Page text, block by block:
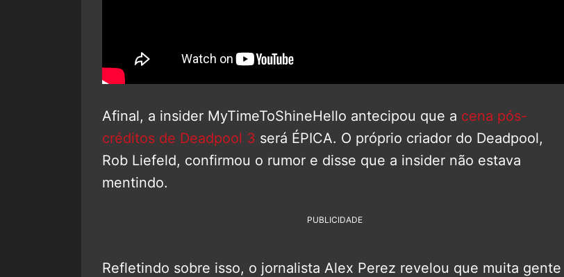
Afinal, a insider MyTimeToShineHello antecipou que a cena pós-
créditos de Deadpool 3 será ÉPICA. O próprio criador do Deadpool,
Rob Liefeld, confirmou o rumor e disse que a insider não estava
mentindo.
PUBLICIDADE
Refletindo sobre isso, o jornalista Alex Perez revelou que muita gente